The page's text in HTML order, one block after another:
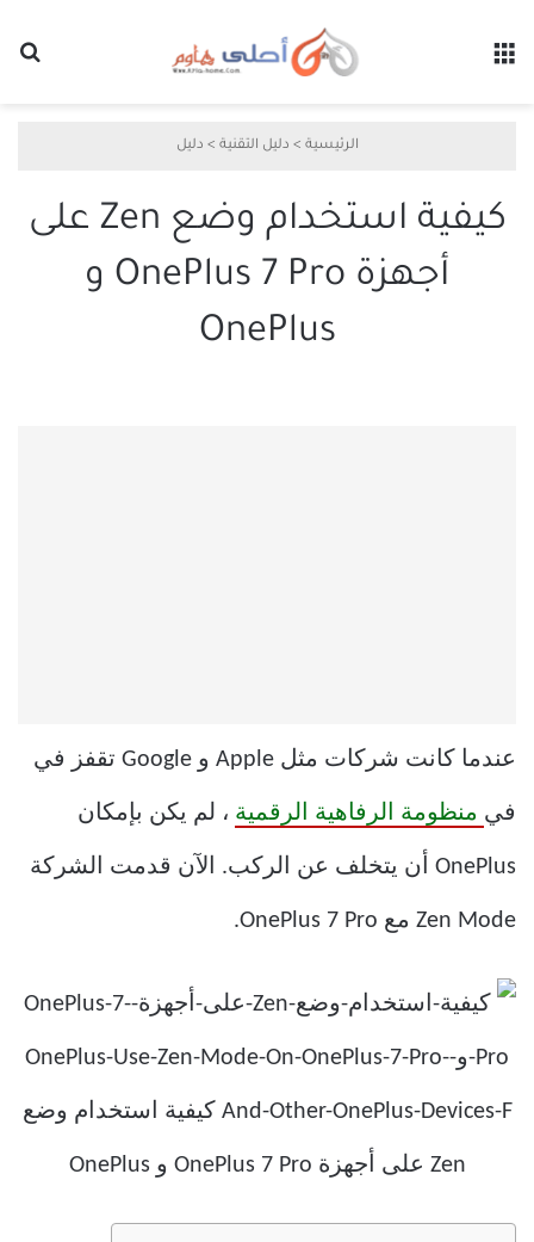
الرئيسية > دليل التقنية > دليل
كيفية استخدام وضع Zen على
أجهزة OnePlus 7 Pro و
OnePlus
عندما كانت شركات مثل Apple و Google تقفز في
في منظومة الرفاهية الرقمية ، لم يكن بإمكان
OnePlus أن يتخلف عن الركب. الآن قدمت الشركة
Zen Mode مع OnePlus 7 Pro.